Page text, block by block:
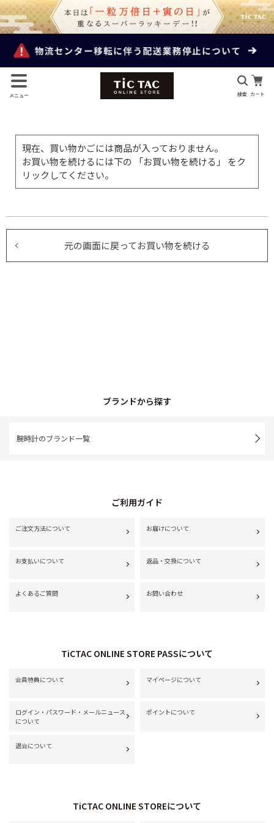
メニュー 検索 カート
現在、買い物かごには商品が入っておりません。
お買い物を続けるには下の 「お買い物を続ける」 をク
リックしてください。
元の画面に戻ってお買い物を続ける
ブランドから探す
腕時計のブランド一覧
ご利用ガイド
ご注文方法について お届けについて
お支払いについて 返品・交換について
よくあるご質問 お問い合わせ
TiCTAC ONLINE STORE PASSについて
会員特典について マイページについて
ログイン・パスワード・メールニュース
について
ポイントについて
退会について
TiCTAC ONLINE STOREについて